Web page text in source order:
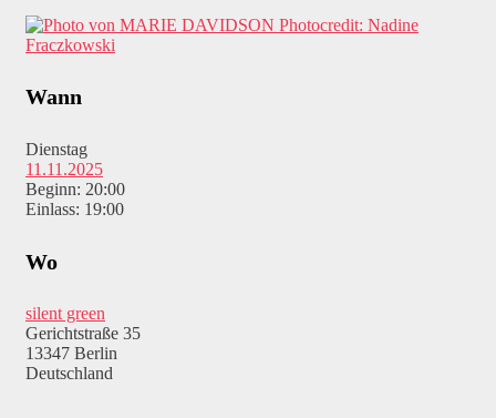
Photocredit: Nadine
Fraczkowski
Wann
Dienstag
11.11.2025
Beginn: 20:00
Einlass: 19:00
Wo
silent green
Gerichtstraße 35
13347 Berlin
Deutschland